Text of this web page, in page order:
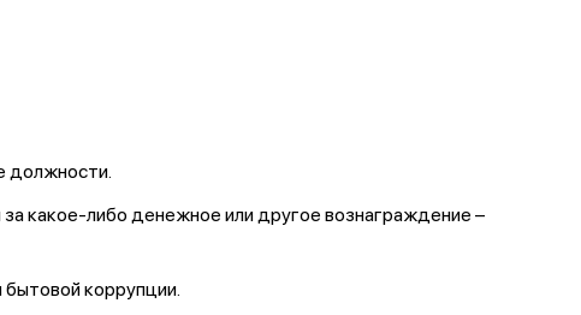
должности.
какое-либо денежное или другое вознаграждение –
коррупции.